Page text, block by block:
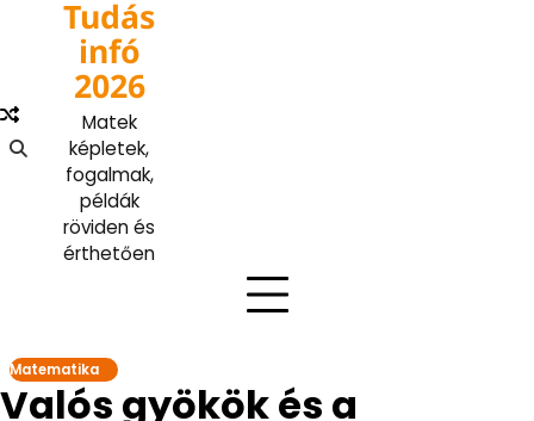
Tudás
infó
2026
Matek
képletek,
fogalmak,
példák
röviden és
érthetően
Matematika
Valós gyökök és a